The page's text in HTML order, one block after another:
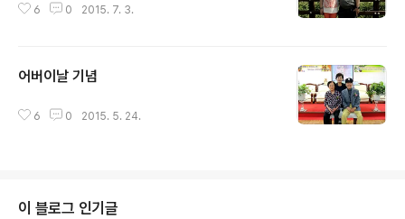
6 0 2015. 7. 3.
어버이날 기념
6 0 2015. 5. 24.
이 블로그 인기글